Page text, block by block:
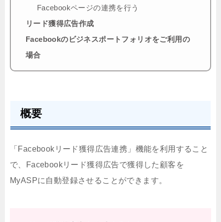
Facebookページの連携を行う
リード獲得広告作成
Facebookのビジネスポートフォリオをご利用の
場合
概要
「Facebookリード獲得広告連携」機能を利用すること
で、Facebookリード獲得広告で獲得した顧客を
MyASPに自動登録させることができます。